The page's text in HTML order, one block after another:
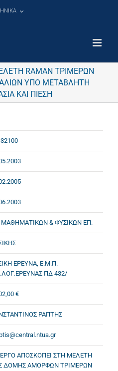
RAMAN ΤΡΙΜΕΡΩΝ
ΥΠΟ ΜΕΤΑΒΛΗΤΗ
ΚΑΙ ΠΙΕΣΗ
ΜΑΘΗΜΑΤΙΚΩΝ & ΦΥΣΙΚΩΝ ΕΠ.
ΕΡΕΥΝΑ, Ε.Μ.Π.
ΠΔ 432/
€
ΡΑΠΤΗΣ
ΑΠΟΣΚΟΠΕΙ ΣΤΗ ΜΕΛΕΤΗ
ΔΟΜΗΣ ΑΜΟΡΦΩΝ ΤΡΙΜΕΡΩΝ